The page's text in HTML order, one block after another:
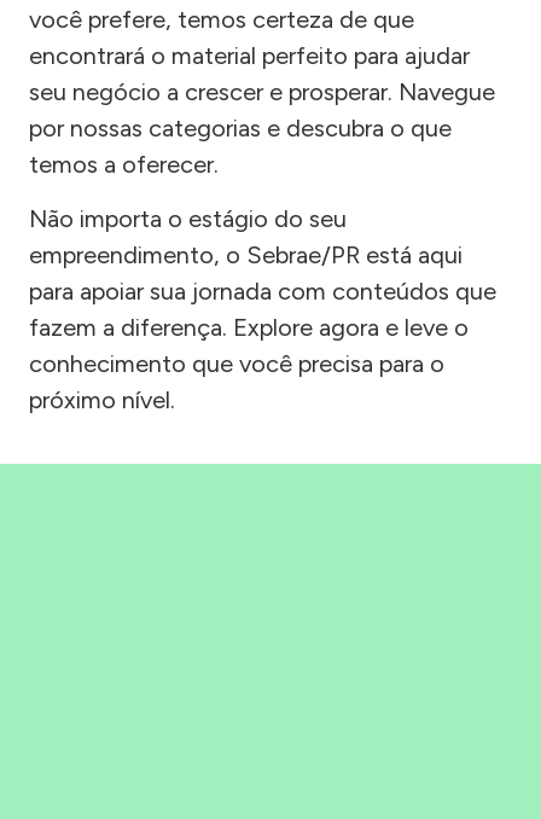
você prefere, temos certeza de que
encontrará o material perfeito para ajudar
seu negócio a crescer e prosperar. Navegue
por nossas categorias e descubra o que
temos a oferecer.
Não importa o estágio do seu
empreendimento, o Sebrae/PR está aqui
para apoiar sua jornada com conteúdos que
fazem a diferença. Explore agora e leve o
conhecimento que você precisa para o
próximo nível.